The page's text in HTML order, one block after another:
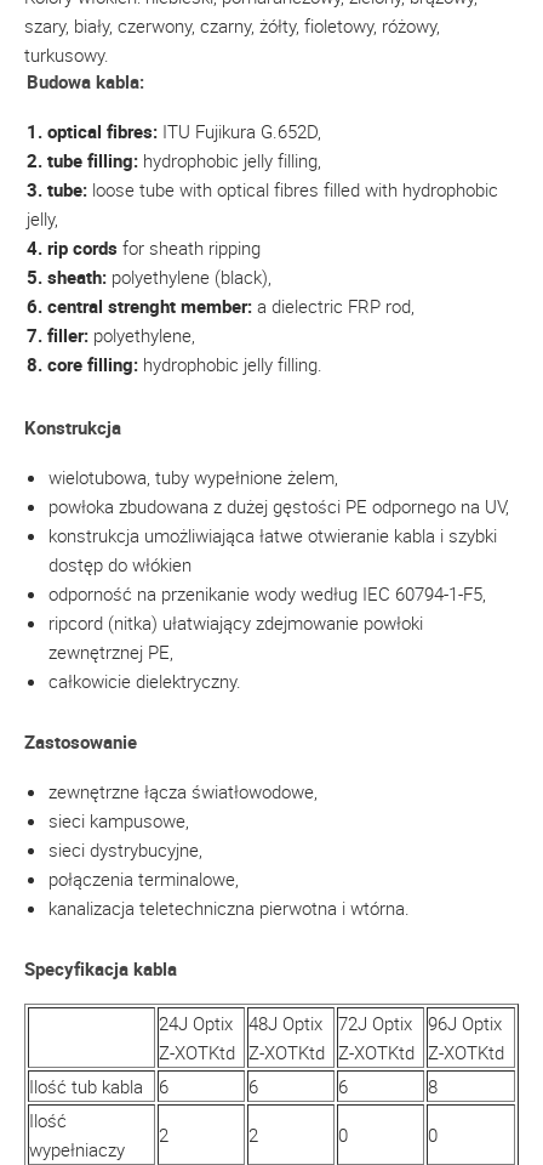
szary, biały, czerwony, czarny, żółty, fioletowy, różowy,
turkusowy.
Budowa kabla:
1. optical fibres: ITU Fujikura G.652D,
2. tube filling: hydrophobic jelly filling,
3. tube: loose tube with optical fibres filled with hydrophobic
jelly,
4. rip cords for sheath ripping
5. sheath: polyethylene (black),
6. central strenght member: a dielectric FRP rod,
7. filler: polyethylene,
8. core filling: hydrophobic jelly filling.
Konstrukcja
wielotubowa, tuby wypełnione żelem,
powłoka zbudowana z dużej gęstości PE odpornego na UV,
konstrukcja umożliwiająca łatwe otwieranie kabla i szybki
dostęp do włókien
odporność na przenikanie wody według IEC 60794-1-F5,
ripcord (nitka) ułatwiający zdejmowanie powłoki
zewnętrznej PE,
całkowicie dielektryczny.
Zastosowanie
zewnętrzne łącza światłowodowe,
sieci kampusowe,
sieci dystrybucyjne,
połączenia terminalowe,
kanalizacja teletechniczna pierwotna i wtórna.
Specyfikacja kabla
24J Optix
Z-XOTKtd
48J Optix
Z-XOTKtd
72J Optix
Z-XOTKtd
96J Optix
Z-XOTKtd
Ilość tub kabla
6 6 6
8
Ilość
wypełniaczy
2 2 0 0